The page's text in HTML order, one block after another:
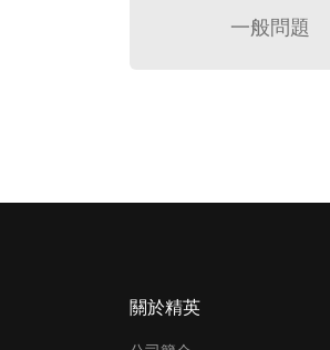
一般問題
關於精英